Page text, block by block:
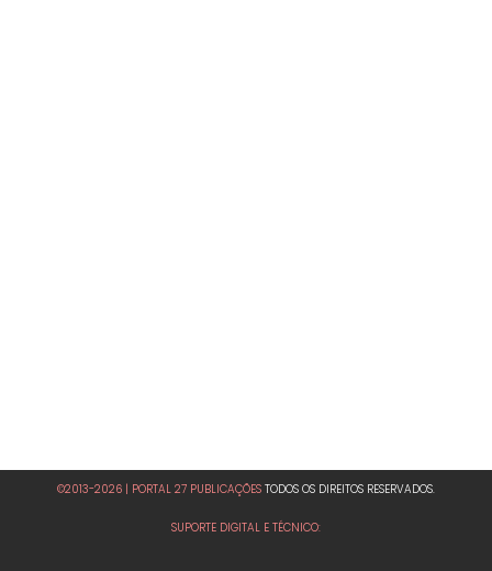
©2013-2026 | PORTAL 27 PUBLICAÇÕES TODOS OS DIREITOS RESERVADOS.
SUPORTE DIGITAL E TÉCNICO: